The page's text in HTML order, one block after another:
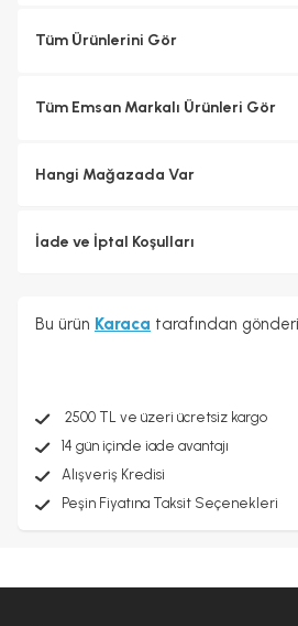
Tüm Ürünlerini Gör
Tüm Emsan Markalı Ürünleri Gör
Hangi Mağazada Var
İade ve İptal Koşulları
Bu ürün Karaca tarafından
2500 TL ve üzeri ücretsiz kargo
14 gün içinde iade avantajı
Alışveriş Kredisi
Peşin Fiyatına Taksit Seçenekleri